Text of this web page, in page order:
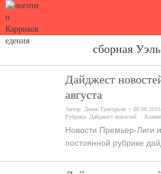
сборная
Дайджест
августа
Автор: Денис Григорьев
08.08.2016
Рубрика: Дайджест новостей
Новости Премьер-Лиги
постоянной рубрике